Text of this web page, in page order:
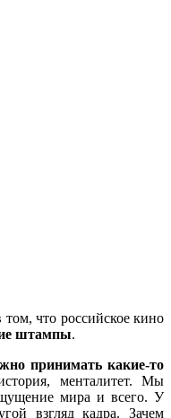
что российское кино
штампы.
принимать какие-то
менталитет. Мы
мира и всего. У
взгляд кадра. Зачем